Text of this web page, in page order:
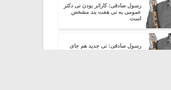
رسول صادقی: کاراتر بودن نی دکتر
عمومی به نی هفت بند مشخص
است
رسول صادقی: نی جدید هم جای